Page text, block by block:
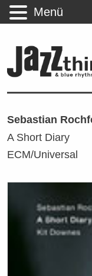
Sebastian
A Short Diary
ECM/Universal
Menü